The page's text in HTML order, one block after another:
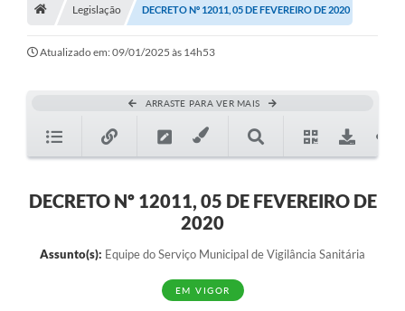
A História
Galeria de Fotos
Concursos
Legislação DECRETO Nº 12011, 05 DE FEVEREIRO DE 2020
Atualizado em: 09/01/2025 às 14h53
ARRASTE PARA VER MAIS
DECRETO Nº 12011, 05 DE FEVEREIRO DE
2020
Assunto(s): Equipe do Serviço Municipal de Vigilância Sanitária
EM VIGOR